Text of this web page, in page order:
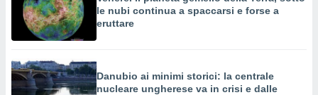
le nubi continua a spaccarsi e forse a
eruttare
Danubio ai minimi storici: la centrale
nucleare ungherese va in crisi e dalle